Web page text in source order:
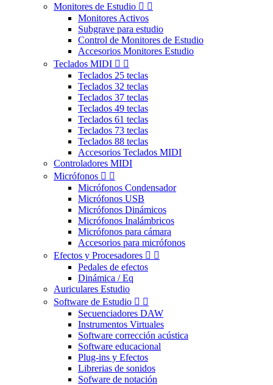
Monitores de Estudio  
Monitores Activos
Subgrave para estudio
Control de Monitores de Estudio
Accesorios Monitores Estudio
Teclados MIDI  
Teclados 25 teclas
Teclados 32 teclas
Teclados 37 teclas
Teclados 49 teclas
Teclados 61 teclas
Teclados 73 teclas
Teclados 88 teclas
Accesorios Teclados MIDI
Controladores MIDI
Micrófonos  
Micrófonos Condensador
Micrófonos USB
Micrófonos Dinámicos
Micrófonos Inalámbricos
Micrófonos para cámara
Accesorios para micrófonos
Efectos y Procesadores  
Pedales de efectos
Dinámica / Eq
Auriculares Estudio
Software de Estudio  
Secuenciadores DAW
Instrumentos Virtuales
Software corrección acústica
Software educacional
Plug-ins y Efectos
Librerias de sonidos
Sofware de notación